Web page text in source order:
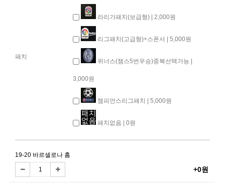
패치
라리가패치(보급형) | 2,000원
리그패치(고급형)+스폰서 | 5,000원
위너스(챔스5번우승)중복선택가능 |
3,000원
챔피언스리그패치 | 5,000원
패치없음 | 0원
19-20 바르셀로나 홈
+0원